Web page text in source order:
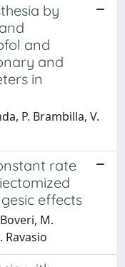
by
and
and
in
P. Brambilla, V.
rate
effects
M.
Ravasio